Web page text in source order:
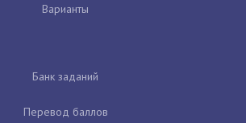
Варианты
Банк заданий
Перевод баллов